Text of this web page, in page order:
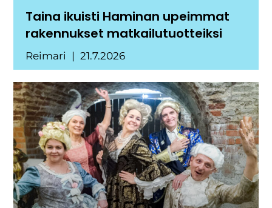
Taina ikuisti Haminan upeimmat
rakennukset matkailutuotteiksi
Reimari 21.7.2026